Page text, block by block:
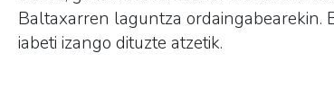
Baltaxarren laguntza ordaingabearekin.
iabeti izango dituzte atzetik.